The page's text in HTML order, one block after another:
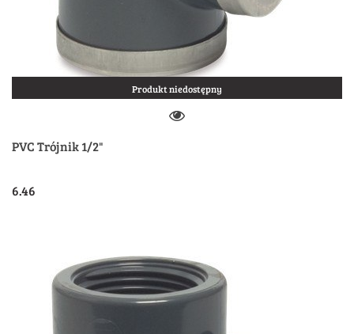
Produkt niedostępny
PVC Trójnik 1/2"
6.46